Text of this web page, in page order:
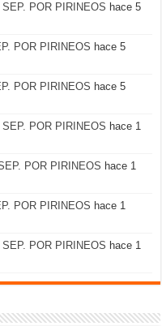
POR PIRINEOS hace 5
POR PIRINEOS hace 5
POR PIRINEOS hace 5
POR PIRINEOS hace 1
POR PIRINEOS hace 1
POR PIRINEOS hace 1
POR PIRINEOS hace 1